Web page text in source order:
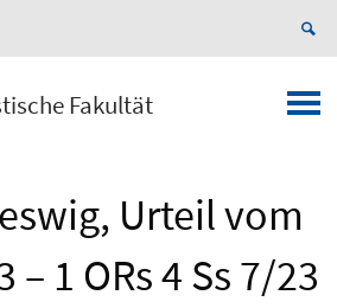
Fakultät
Urteil vom
– 1 ORs 4 Ss 7/23